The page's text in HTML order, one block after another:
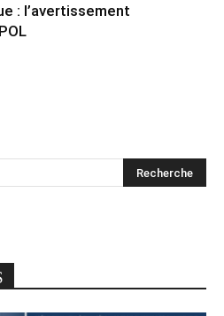
: l’avertissement